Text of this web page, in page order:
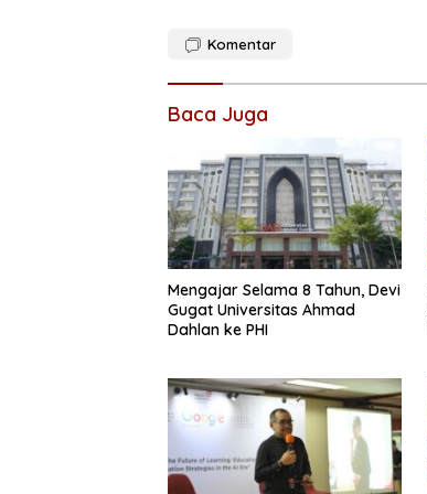
Komentar
Baca Juga
Mengajar Selama 8 Tahun, Devi
Gugat Universitas Ahmad
Dahlan ke PHI